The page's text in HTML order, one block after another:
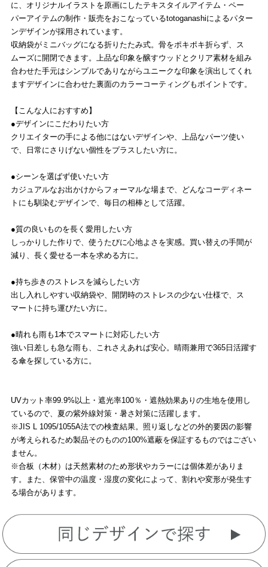
に、オリジナルイラストを原画にしたテキスタイルアイテム・ペー
パーアイテムの制作・販売をおこなっているtotoganashiによるパター
ンデザインが採用されています。
収納袋がミニバッグになる折りたたみ式。骨をポキポキ折らず、ス
ムーズに開閉できます。上品な印象を醸すウッドとクリア素材を組み
合わせた手元はシンプルでありながらユニークな印象を演出してくれ
ますデザインに合わせた裏面のカラーコーティングもポイントです。
【こんな人におすすめ】
●デザインにこだわりたい方
クリエイターの手による他にはないデザインや、上品なパーツ使い
で、日常にさりげない個性をプラスしたい方に。
●シーンを選ばず使いたい方
カジュアルなお出かけからフォーマルな場まで、どんなコーディネー
トにも馴染むデザインで、毎日の相棒として活躍。
●質の良いものを長く愛用したい方
しっかりした作りで、使うたびに心地よさを実感。買い替えの手間が
減り、長く愛せる一本を求める方に。
●持ち歩きのストレスを減らしたい方
出し入れしやすい収納袋や、開閉時のストレスの少ない仕様で、ス
マートに持ち運びたい方に。
●晴れも雨も1本でスマートに対応したい方
強い日差しも急な雨も、これさえあれば安心。晴雨兼用で365日活躍す
る傘を探している方に。
UVカット率99.9%以上・遮光率100％・遮熱効果ありの生地を使用し
ているので、夏の紫外線対策・暑さ対策に活躍します。
※JIS L 1095/1055A法での検査結果。照り返しなどの外的要因の影響
が考えられるため製品そのものの100%遮蔽を保証するものではござい
ません。
※合板（木材）は天然素材のため形状やカラーには個体差がありま
す。また、保管中の温度・湿度の変化によって、割れや変形が発生す
る場合があります。